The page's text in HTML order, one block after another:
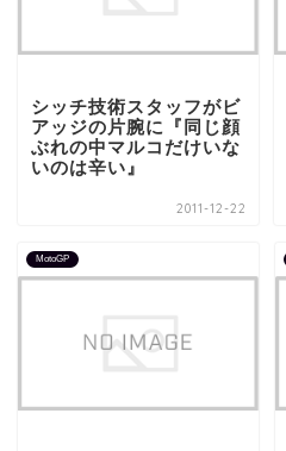
シッチ技術スタッフがビ
アッジの片腕に『同じ顔
ぶれの中マルコだけいな
いのは辛い』
2011-12-22
MotoGP